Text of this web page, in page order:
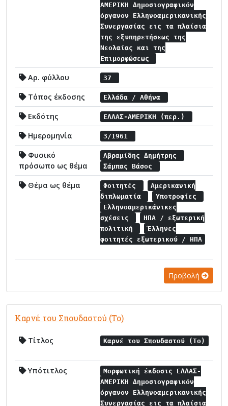
ΑΜΕΡΙΚΗ Δημοσιογραφικόν
όργανον Ελληνοαμερικανικής
Συνεργασίας εις τα πλαίσια
της εξυπηρετήσεως της
Νεολαίας και της
Επιμορφώσεως
Αρ. φύλλου 37
Τόπος έκδοσης Ελλάδα / Αθήνα
Εκδότης ΕΛΛΑΣ-ΑΜΕΡΙΚΗ (περ.)
Ημερομηνία 3/1961
Φυσικό
πρόσωπο ως θέμα
Αβραμίδης Δημήτρης
Σάμπας Βάσος
Θέμα ως θέμα Φοιτητές
Αμερικανική
διπλωματία
Υποτροφίες
Ελληνοαμερικάνικες
σχέσεις
ΗΠΑ / εξωτερική
πολιτική
Έλληνες
φοιτητές εξωτερικού / ΗΠΑ
Προβολή
Καρνέ του Σπουδαστού (Το)
Τίτλος Καρνέ του Σπουδαστού (Το)
Υπότιτλος
Μορφωτική έκδοσις ΕΛΛΑΣ-
ΑΜΕΡΙΚΗ Δημοσιογραφικόν
όργανον Ελληνοαμερικανικής
Συνεργασίας εις τα πλαίσια